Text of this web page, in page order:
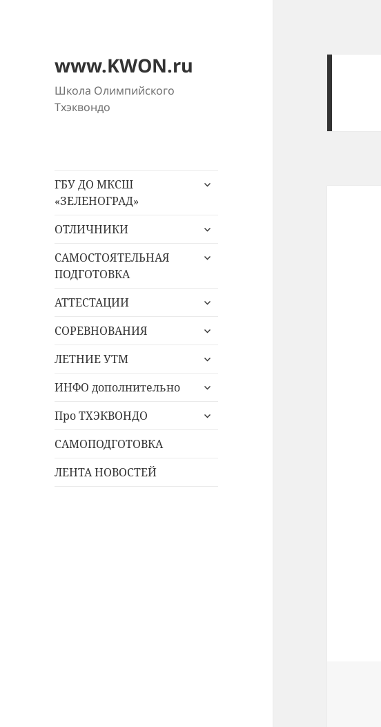
www.KWON.ru
Школа Олимпийского
Тхэквондо
ГБУ ДО МКСШ
«ЗЕЛЕНОГРАД»
раскрыть
ОТЛИЧНИКИ
раскрыть
меню
САМОСТОЯТЕЛЬНАЯ
ПОДГОТОВКА
раскрыть
АТТЕСТАЦИИ
раскрыть
меню
СОРЕВНОВАНИЯ
раскрыть
меню
ЛЕТНИЕ УТМ
раскрыть
меню
ИНФО дополнительно
раскрыть
меню
Про ТХЭКВОНДО
раскрыть
САМОПОДГОТОВКА
ЛЕНТА НОВОСТЕЙ